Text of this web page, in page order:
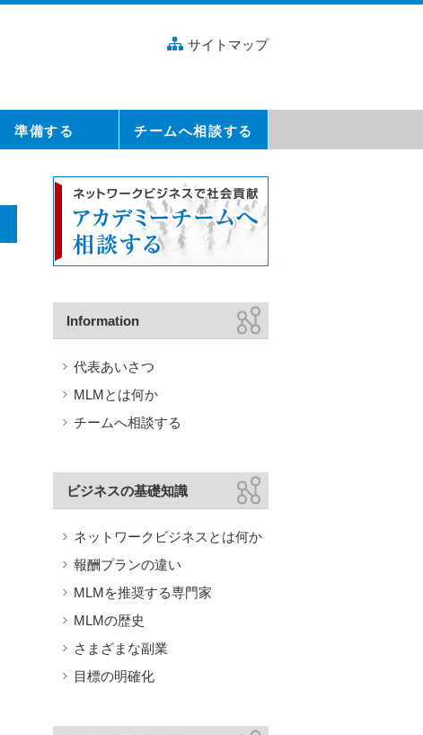
サイトマップ
準備する チームへ相談する
Information
代表あいさつ
MLMとは何か
チームへ相談する
ビジネスの基礎知識
ネットワークビジネスとは何か
報酬プランの違い
MLMを推奨する専門家
MLMの歴史
さまざまな副業
目標の明確化